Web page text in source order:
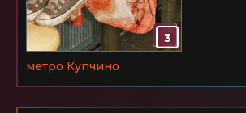
3
метро Купчино